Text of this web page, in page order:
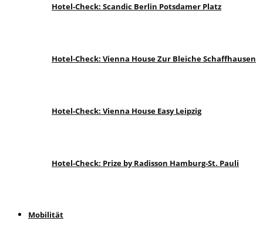
Hotel-Check: Scandic Berlin Potsdamer Platz
Hotel-Check: Vienna House Zur Bleiche Schaffhausen
Hotel-Check: Vienna House Easy Leipzig
Hotel-Check: Prize by Radisson Hamburg-St. Pauli
Mobilität